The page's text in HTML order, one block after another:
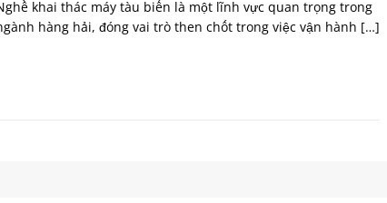
khai thác máy tàu biển là một lĩnh vực quan trọng trong
hàng hải, đóng vai trò then chốt trong việc vận hành […]